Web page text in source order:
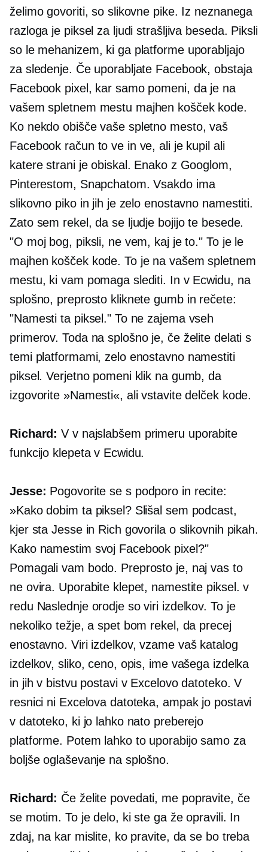
želimo govoriti, so slikovne pike. Iz neznanega
razloga je piksel za ljudi strašljiva beseda. Piksli
so le mehanizem, ki ga platforme uporabljajo
za sledenje. Če uporabljate Facebook, obstaja
Facebook pixel, kar samo pomeni, da je na
vašem spletnem mestu majhen košček kode.
Ko nekdo obišče vaše spletno mesto, vaš
Facebook račun to ve in ve, ali je kupil ali
katere strani je obiskal. Enako z Googlom,
Pinterestom, Snapchatom. Vsakdo ima
slikovno piko in jih je zelo enostavno namestiti.
Zato sem rekel, da se ljudje bojijo te besede.
"O moj bog, piksli, ne vem, kaj je to." To je le
majhen košček kode. To je na vašem spletnem
mestu, ki vam pomaga slediti. In v Ecwidu, na
splošno, preprosto kliknete gumb in rečete:
"Namesti ta piksel." To ne zajema vseh
primerov. Toda na splošno je, če želite delati s
temi platformami, zelo enostavno namestiti
piksel. Verjetno pomeni klik na gumb, da
izgovorite »Namesti«, ali vstavite delček kode.
Richard: V v najslabšem primeru uporabite
funkcijo klepeta v Ecwidu.
Jesse: Pogovorite se s podporo in recite:
»Kako dobim ta piksel? Slišal sem podcast,
kjer sta Jesse in Rich govorila o slikovnih pikah.
Kako namestim svoj Facebook pixel?"
Pomagali vam bodo. Preprosto je, naj vas to
ne ovira. Uporabite klepet, namestite piksel. v
redu Naslednje orodje so viri izdelkov. To je
nekoliko težje, a spet bom rekel, da precej
enostavno. Viri izdelkov, vzame vaš katalog
izdelkov, sliko, ceno, opis, ime vašega izdelka
in jih v bistvu postavi v Excelovo datoteko. V
resnici ni Excelova datoteka, ampak jo postavi
v datoteko, ki jo lahko nato preberejo
platforme. Potem lahko to uporabijo samo za
boljše oglaševanje na splošno.
Richard: Če želite povedati, me popravite, če
se motim. To je delo, ki ste ga že opravili. In
zdaj, na kar mislite, ko pravite, da se bo treba